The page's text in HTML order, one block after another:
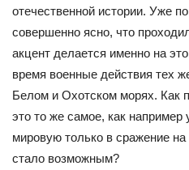
отечественной истории. Уже
совершенно ясно, что
акцент делается именно на
время военные действия тех
Белом и Охотском морях. Как
это то же самое, как
мировую только в сражение
стало возможным?